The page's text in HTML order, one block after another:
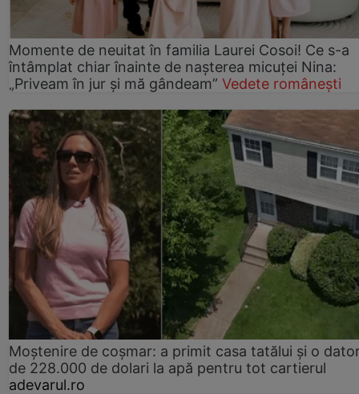
Momente de neuitat în familia Laurei Cosoi! Ce s-a
întâmplat chiar înainte de nașterea micuței Nina:
„Priveam în jur și mă gândeam” Vedete românești
Moștenire de coșmar: a primit casa tatălui și o
de 228.000 de dolari la apă pentru tot cartierul
adevarul.ro